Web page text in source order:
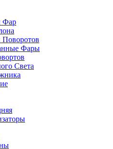
Фар
Поворотов
Фары
Света